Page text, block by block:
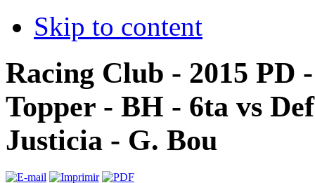
Skip to content
Racing Club - 2015 PD
Topper - BH - 6ta vs
Justicia - G. Bou